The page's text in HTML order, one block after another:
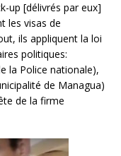
up [délivrés par eux]
les visas de
ils appliquent la loi
politiques:
la Police nationale),
de Managua)
de la firme